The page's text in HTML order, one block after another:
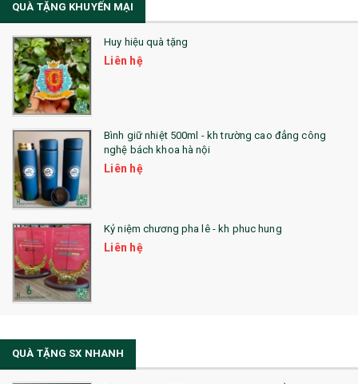
QUÀ TẶNG KHUYẾN MẠI
Huy hiệu quà tặng
Liên hệ
Bình giữ nhiệt 500ml - kh trường cao đẳng công
nghệ bách khoa hà nội
Liên hệ
Kỷ niệm chương pha lê - kh phuc hung
Liên hệ
QUÀ TẶNG SX NHANH